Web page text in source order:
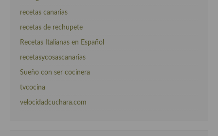
recetas canarias
recetas de rechupete
Recetas Italianas en Español
recetasycosascanarias
Sueño con ser cocinera
tvcocina
velocidadcuchara.com